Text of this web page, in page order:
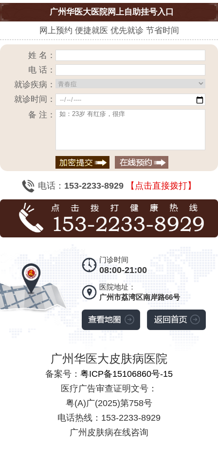
广州华医大医院网上自助挂号入口
网上预约 便捷就医 优先就诊 节省时间
姓 名：
电 话：
就诊疾病：
就诊时间：
备 注：
电话： 153-2233-8929 【点击直接拨打】
门诊时间
08:00-21:00
医院地址：
广州市荔湾区南岸路66号
广州华医大皮肤病医院
备案号： 粤ICP备15106860号-15
医疗广告审查证明文号：
粤(A)广(2025)第758号
电话热线：153-2233-8929
广州皮肤病在线咨询